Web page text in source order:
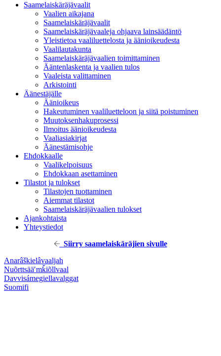
Saamelaiskäräjävaalit
Vaalien aikajana
Saamelaiskäräjävaalit
Saamelaiskäräjävaaleja ohjaava lainsäädäntö
Yleistietoa vaaliluettelosta ja äänioikeudesta
Vaalilautakunta
Saamelaiskäräjävaalien toimittaminen
Ääntenlaskenta ja vaalien tulos
Vaaleista valittaminen
Arkistointi
Äänestäjälle
Äänioikeus
Hakeutuminen vaaliluetteloon ja siitä poistuminen
Muutoksenhakuprosessi
Ilmoitus äänioikeudesta
Vaaliasiakirjat
Äänestämisohje
Ehdokkaalle
Vaalikelpoisuus
Ehdokkaan asettaminen
Tilastot ja tulokset
Tilastojen tuottaminen
Aiemmat tilastot
Saamelaiskäräjävaalien tulokset
Ajankohtaista
Yhteystiedot
Siirry saamelaiskäräjien sivulle
Anarâškielâvaaljah
Nuõrttsääʹmǩiõllvaal
Davvisámegiellavalggat
Suomifi